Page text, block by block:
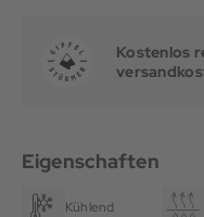
Kostenlos
Eigenschaften
Kühlend